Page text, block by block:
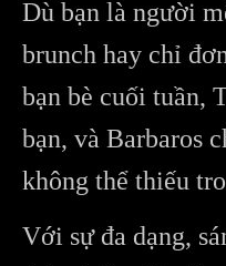
Dù bạn là người
brunch hay chỉ
bạn bè cuối tuần,
bạn, và Barbaros
không thể thiếu
Với sự đa dạng,